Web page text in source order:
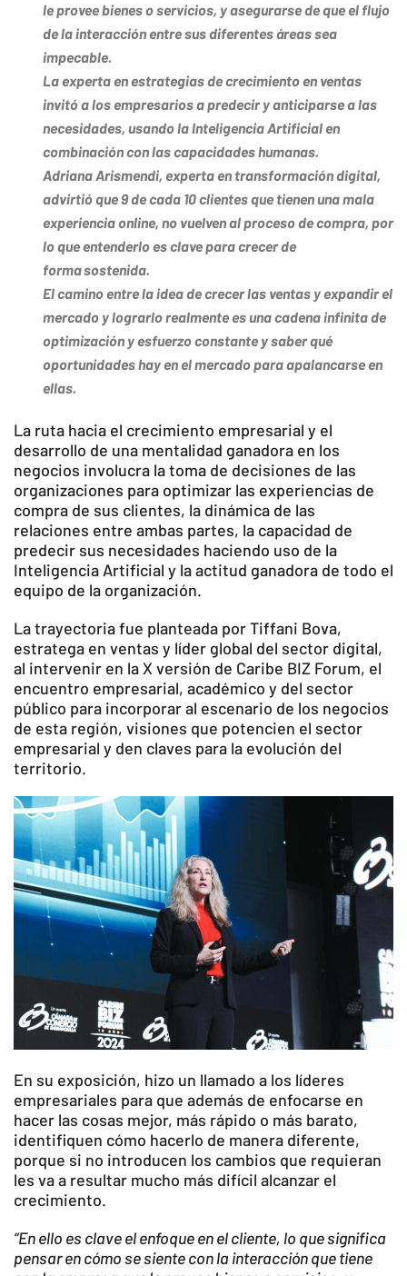
le provee bienes o servicios, y asegurarse de que el flujo
de la interacción entre sus diferentes áreas sea
impecable.
La experta en estrategias de crecimiento en ventas
invitó a los empresarios a predecir y anticiparse a las
necesidades, usando la Inteligencia Artificial en
combinación con las capacidades humanas.
Adriana Arismendi, experta en transformación digital,
advirtió que 9 de cada 10 clientes que tienen una mala
experiencia online, no vuelven al proceso de compra, por
lo que entenderlo es clave para crecer de
forma sostenida.
El camino entre la idea de crecer las ventas y expandir el
mercado y lograrlo realmente es una cadena infinita de
optimización y esfuerzo constante y saber qué
oportunidades hay en el mercado para apalancarse en
ellas.
La ruta hacia el crecimiento empresarial y el
desarrollo de una mentalidad ganadora en los
negocios involucra la toma de decisiones de las
organizaciones para optimizar las experiencias de
compra de sus clientes, la dinámica de las
relaciones entre ambas partes, la capacidad de
predecir sus necesidades haciendo uso de la
Inteligencia Artificial y la actitud ganadora de todo el
equipo de la organización.
La trayectoria fue planteada por Tiffani Bova,
estratega en ventas y líder global del sector digital,
al intervenir en la X versión de Caribe BIZ Forum, el
encuentro empresarial, académico y del sector
público para incorporar al escenario de los negocios
de esta región, visiones que potencien el sector
empresarial y den claves para la evolución del
territorio.
En su exposición, hizo un llamado a los líderes
empresariales para que además de enfocarse en
hacer las cosas mejor, más rápido o más barato,
identifiquen cómo hacerlo de manera diferente,
porque si no introducen los cambios que requieran
les va a resultar mucho más difícil alcanzar el
crecimiento.
“En ello es clave el enfoque en el cliente, lo que significa
pensar en cómo se siente con la interacción que tiene